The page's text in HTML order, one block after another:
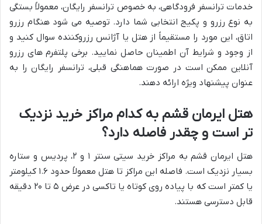
خدمات ترانسفر فرودگاهی، به خصوص ترانسفر رایگان، معمولاً بستگی
به نوع رزرو و پکیج انتخابی شما دارد. توصیه می شود هنگام رزرو
اتاق، این مورد را مستقیماً از هتل یا آژانس رزروکننده سوال کنید و
از وجود و شرایط آن اطمینان حاصل نمایید. برخی پلتفرم های رزرو
آنلاین ممکن است در صورت هماهنگی قبلی، ترانسفر رایگان را به
عنوان پیشنهاد ویژه ارائه دهند.
هتل ایرمان قشم به کدام مراکز خرید نزدیک
تر است و چقدر فاصله دارد؟
هتل ایرمان قشم به مراکز خرید سیتی سنتر ۱ و ۲، پردیس و ستاره
بسیار نزدیک است. فاصله این مراکز تا هتل معمولاً حدود ۱.۶ کیلومتر
یا کمتر است که با پیاده روی کوتاه یا تاکسی در عرض ۵ تا ۲۰ دقیقه
قابل دسترسی هستند.